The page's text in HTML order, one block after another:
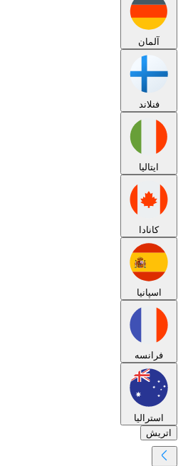
آلمان
فنلاند
ایتالیا
کانادا
اسپانیا
فرانسه
استرالیا
اتریش